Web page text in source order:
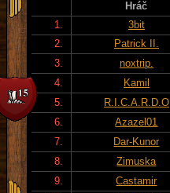
Hráč
1.
3bit
2.
Patrick II.
3.
noxtrip.
4.
Kamil
5.
R.I.C.A.R.D.O
6.
Azazel01
7.
Dar-Kunor
8.
Zimuska
9.
Castamir